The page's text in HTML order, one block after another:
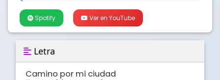
Spotify Ver en YouTube
Letra
Camino por mi ciudad